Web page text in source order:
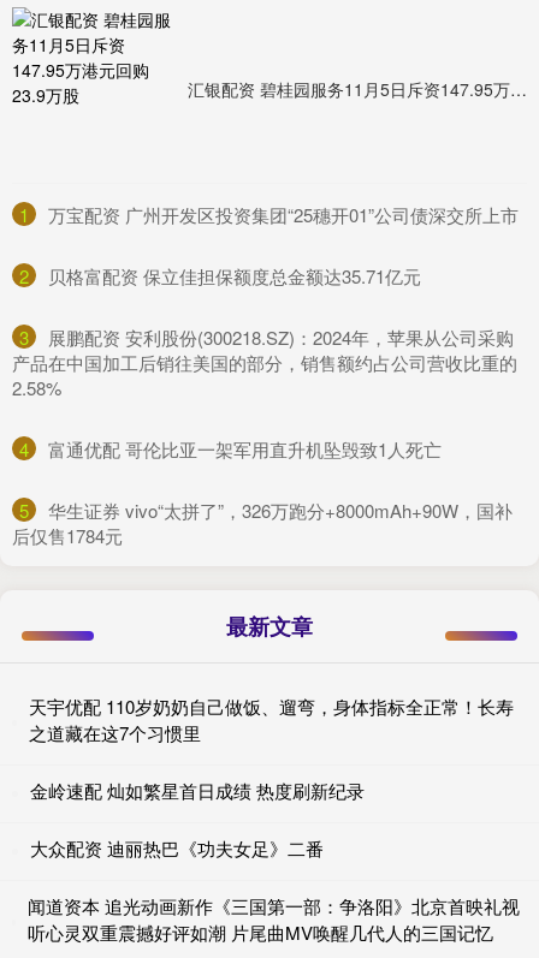
汇银配资 碧桂园服务11月5日斥资147.95万港元回购23.9万股
1 ​万宝配资 广州开发区投资集团“25穗开01”公司债深交所上市
2 ​贝格富配资 保立佳担保额度总金额达35.71亿元
3
​展鹏配资 安利股份(300218.SZ)：2024年，苹果从公司采购
产品在中国加工后销往美国的部分，销售额约占公司营收比重的
2.58%
4 ​富通优配 哥伦比亚一架军用直升机坠毁致1人死亡
5
​华生证券 vivo“太拼了”，326万跑分+8000mAh+90W，国补
后仅售1784元
最新文章
天宇优配 110岁奶奶自己做饭、遛弯，身体指标全正常！长寿
之道藏在这7个习惯里
金岭速配 灿如繁星首日成绩 热度刷新纪录
大众配资 迪丽热巴《功夫女足》二番
闻道资本 追光动画新作《三国第一部：争洛阳》北京首映礼视
听心灵双重震撼好评如潮 片尾曲MV唤醒几代人的三国记忆